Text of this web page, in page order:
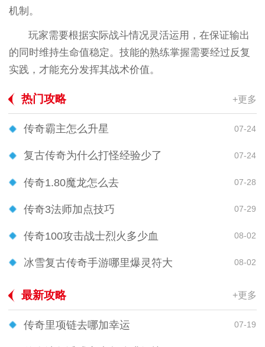
机制。
玩家需要根据实际战斗情况灵活运用，在保证输出
的同时维持生命值稳定。技能的熟练掌握需要经过反复
实践，才能充分发挥其战术价值。
热门攻略 +更多
传奇霸主怎么升星 07-24
复古传奇为什么打怪经验少了 07-24
传奇1.80魔龙怎么去 07-28
传奇3法师加点技巧 07-29
传奇100攻击战士烈火多少血 08-02
冰雪复古传奇手游哪里爆灵符大 08-02
最新攻略 +更多
传奇里项链去哪加幸运 07-19